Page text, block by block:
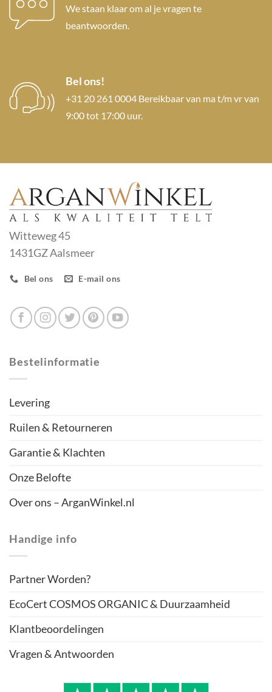
We staan klaar om al je vragen te
beantwoorden.
Bel ons!
+31 20 261 0004 Bereikbaar van ma t/m vr van
9:00 tot 17:00 uur.
Witteweg 45
1431GZ Aalsmeer
Bel ons E-mail ons
Bestelinformatie
Levering
Ruilen & Retourneren
Garantie & Klachten
Onze Belofte
Over ons – ArganWinkel.nl
Handige info
Partner Worden?
EcoCert COSMOS ORGANIC & Duurzaamheid
Klantbeoordelingen
Vragen & Antwoorden